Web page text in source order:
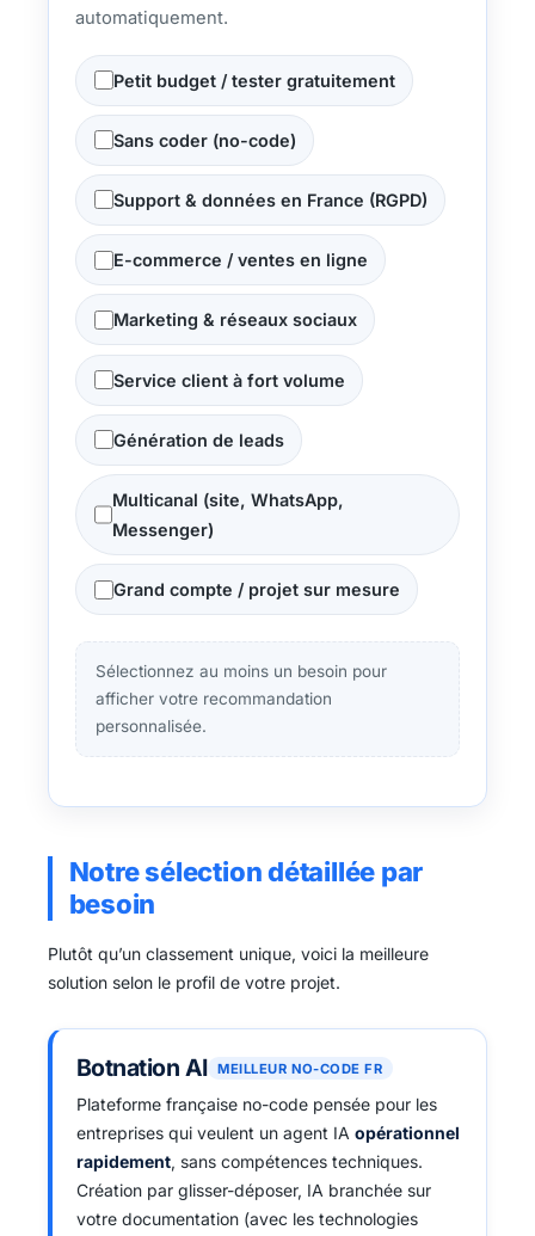
automatiquement.
Petit budget / tester gratuitement
Sans coder (no-code)
Support & données en France (RGPD)
E-commerce / ventes en ligne
Marketing & réseaux sociaux
Service client à fort volume
Génération de leads
Multicanal (site, WhatsApp,
Messenger)
Grand compte / projet sur mesure
Sélectionnez au moins un besoin pour
afficher votre recommandation
personnalisée.
Notre sélection détaillée par
besoin
Plutôt qu’un classement unique, voici la meilleure
solution selon le profil de votre projet.
Botnation AI MEILLEUR NO-CODE FR
Plateforme française no-code pensée pour les
entreprises qui veulent un agent IA opérationnel
rapidement, sans compétences techniques.
Création par glisser-déposer, IA branchée sur
votre documentation (avec les technologies